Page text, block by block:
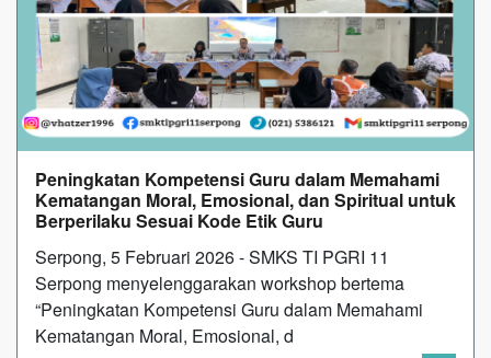
Peningkatan Kompetensi Guru dalam Memahami
Kematangan Moral, Emosional, dan Spiritual untuk
Berperilaku Sesuai Kode Etik Guru
Serpong, 5 Februari 2026 - SMKS TI PGRI 11
Serpong menyelenggarakan workshop bertema
“Peningkatan Kompetensi Guru dalam Memahami
Kematangan Moral, Emosional, d